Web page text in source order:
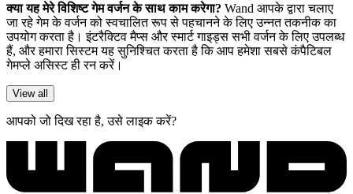
क्या यह मेरे विशिष्ट गेम वर्जन के साथ काम करेगा? Wand आपके द्वारा चलाए
जा रहे गेम के वर्जन को स्वचालित रूप से पहचानने के लिए उन्नत तकनीक का
उपयोग करता है। इंटरैक्टिव मैप्स और स्मार्ट गाइड्स सभी वर्जन के लिए उपलब्ध
हैं, और हमारा सिस्टम यह सुनिश्चित करता है कि आप हमेशा सबसे कंपैटिबल
गेमप्ले असिस्ट ही रन करें।
View all
आपको जो दिख रहा है, उसे लाइक करें?